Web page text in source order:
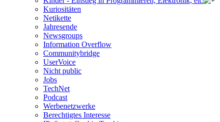
Kuriositäten
Netikette
Jahresende
Newsgroups
Information Overflow
Communitybridge
UserVoice
Nicht public
Jobs
TechNet
Podcast
Werbenetzwerke
Berechtigtes Interesse